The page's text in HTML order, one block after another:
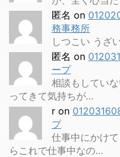
匿名 on
務事務所
しつこい うざ
匿名 on
ープ
相談もしてい
ってきて気持ちが…
r on
プ
仕事中にかけ
らこれで仕事中なの…